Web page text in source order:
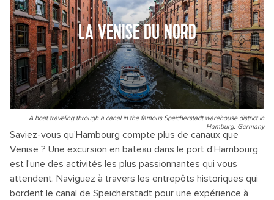
LA VENISE DU NORD
A boat traveling through a canal in the famous Speicherstadt warehouse district in
Hamburg, Germany
Saviez-vous qu'Hambourg compte plus de canaux que
Venise ? Une excursion en bateau dans le port d'Hambourg
est l'une des activités les plus passionnantes qui vous
attendent. Naviguez à travers les entrepôts historiques qui
bordent le canal de Speicherstadt pour une expérience à